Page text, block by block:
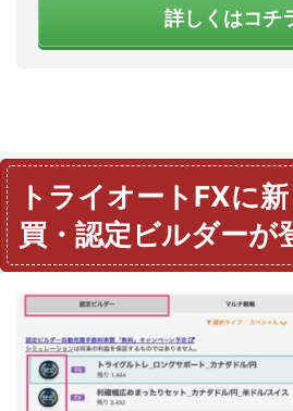
詳しくはコチ
トライオートFXに
買・認定ビルダーが